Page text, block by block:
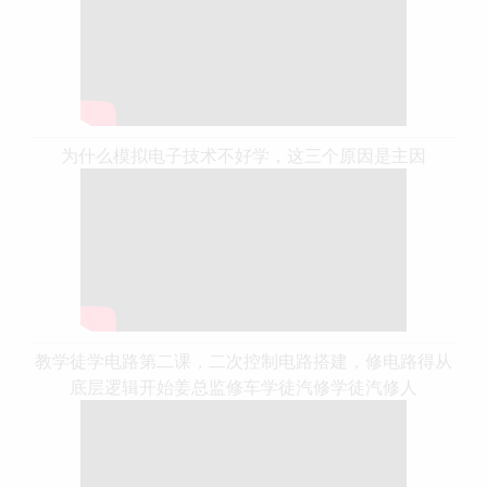
为什么模拟电子技术不好学，这三个原因是主因
教学徒学电路第二课，二次控制电路搭建，修电路得从
底层逻辑开始姜总监修车学徒汽修学徒汽修人